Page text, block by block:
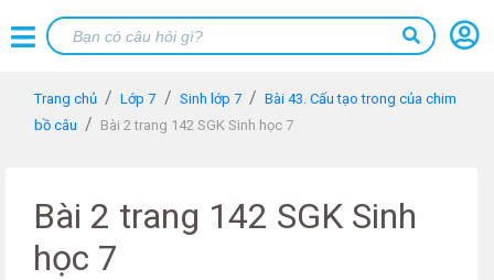
Trang chủ Lớp 7 Sinh lớp 7
Bài 43. Cấu tạo trong của chim
bồ câu
Bài 2 trang 142 SGK Sinh học 7
Bài 2 trang 142 SGK Sinh
học 7